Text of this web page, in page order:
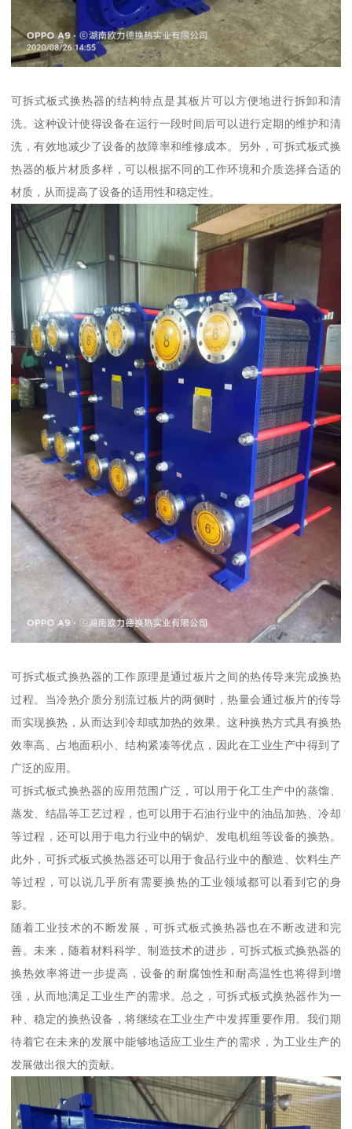
可拆式板式换热器的结构特点是其板片可以方便地进行拆卸和清
洗。这种设计使得设备在运行一段时间后可以进行定期的维护和清
洗，有效地减少了设备的故障率和维修成本。另外，可拆式板式换
热器的板片材质多样，可以根据不同的工作环境和介质选择合适的
材质，从而提高了设备的适用性和稳定性。
可拆式板式换热器的工作原理是通过板片之间的热传导来完成换热
过程。当冷热介质分别流过板片的两侧时，热量会通过板片的传导
而实现换热，从而达到冷却或加热的效果。这种换热方式具有换热
效率高、占地面积小、结构紧凑等优点，因此在工业生产中得到了
广泛的应用。
可拆式板式换热器的应用范围广泛，可以用于化工生产中的蒸馏、
蒸发、结晶等工艺过程，也可以用于石油行业中的油品加热、冷却
等过程，还可以用于电力行业中的锅炉、发电机组等设备的换热。
此外，可拆式板式换热器还可以用于食品行业中的酿造、饮料生产
等过程，可以说几乎所有需要换热的工业领域都可以看到它的身
影。
随着工业技术的不断发展，可拆式板式换热器也在不断改进和完
善。未来，随着材料科学、制造技术的进步，可拆式板式换热器的
换热效率将进一步提高，设备的耐腐蚀性和耐高温性也将得到增
强，从而地满足工业生产的需求。总之，可拆式板式换热器作为一
种、稳定的换热设备，将继续在工业生产中发挥重要作用。我们期
待着它在未来的发展中能够地适应工业生产的需求，为工业生产的
发展做出很大的贡献。